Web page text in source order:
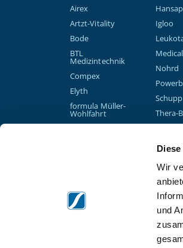
Wir
und
Airex
Artzt-Vitality
Bode
BTL
Medizintechnik
Compex
Elyth
formula Müller-
Wohlfahrt
Igloo
Nohrd
Schupp
Thera-